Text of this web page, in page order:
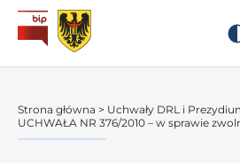
Strona główna > Uchwały DRL i
UCHWAŁA NR 376/2010 – w sprawie